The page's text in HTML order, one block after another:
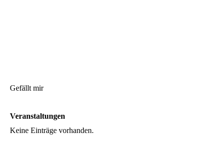
Gefällt mir
Veranstaltungen
Keine Einträge vorhanden.